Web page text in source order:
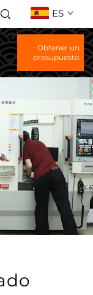
ES
Obtener un
presupuesto